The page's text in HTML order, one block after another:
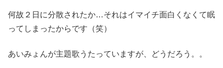
何故２日に分散されたか…それはイマイチ面白くなくて眠
ってしまったからです（笑）
あいみょんが主題歌うたっていますが、どうだろう。。